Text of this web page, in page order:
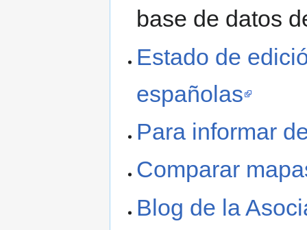
base de datos
Estado de
españolas
Para informar
Comparar
Blog de la